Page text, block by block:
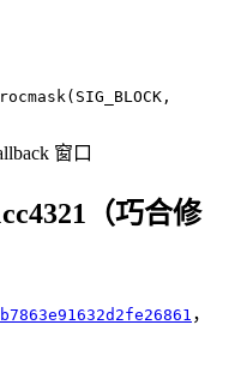
窗口
（巧合修
，